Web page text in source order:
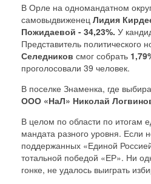
В Орле на одномандатном
самовыдвиженец Лидия
Пожидаевой - 34,23%. У
Представитель политического
Селедников смог собрать
проголосовали 39 человек.
В поселке Знаменка, где
ООО «НаЛ» Николай
В целом по области по итогам
мандата разного уровня. Если
поддержанных «Единой
тотальной победой «ЕР». Ни
гонке, не удалось выиграть